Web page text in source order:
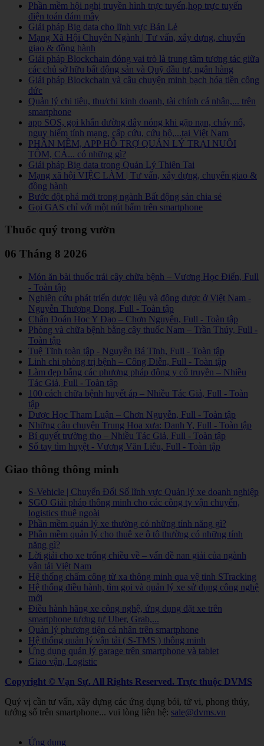
Phần mềm hội nghị truyền hình trực tuyến,họp trực tuyến
điện toán đám mây
Giải pháp Big data cho lĩnh vực Bán Lẻ
Mạng Xã Hội Chuyên Ngành | Tư vấn, xây dựng, chuyển
giao & đồng hành
Giải pháp Blockchain đóng vai trò là trung tâm tương tác giữa
các chủ sở hữu bất động sản và Quỹ đầu tư, ngân hàng
Giải pháp Blockchain và câu chuyện minh bạch hóa tiền công
đức
Quản lý chi tiêu, thu/chi kinh doanh, tài chính cá nhân,... trên
smartphone
app SOS, gọi khẩn đường dây nóng khi gặp nạn, cháy nổ,
nguy hiểm tính mạng, cấp cứu, cứu hộ,...tại Việt Nam
PHẦN MỀM, APP HỖ TRỢ QUẢN LÝ TRẠI NUÔI
TÔM, CÁ... có những gì?
Giải pháp Big data trong Quản Lý Thiên Tai
Mạng xã hội VIỆC LÀM | Tư vấn, xây dựng, chuyển giao &
đồng hành
Bước đột phá mới trong ngành Bất động sản chia sẻ
Gọi GAS chỉ với một nút bấm trên smartphone
Thuốc quý trong vườn
06 Tháng 8 2026
Món ăn bài thuốc trái cây chữa bệnh – Vương Học Điển, Full
- Toàn tập
Nghiên cứu phát triển dược liệu và đông dược ở Việt Nam -
Nguyễn Thượng Dong, Full - Toàn tập
Chẩn Đoán Học Y Đạo – Chơn Nguyên, Full - Toàn tập
Phòng và chữa bệnh bằng cây thuốc Nam – Trần Thúy, Full -
Toàn tập
Tuệ Tĩnh toàn tập - Nguyễn Bá Tĩnh, Full - Toàn tập
Linh chi phòng trị bệnh – Công Diễn, Full - Toàn tập
Làm đẹp bằng các phương pháp đông y cổ truyền – Nhiều
Tác Giả, Full - Toàn tập
100 cách chữa bệnh huyết áp – Nhiều Tác Giả, Full - Toàn
tập
Dược Học Tham Luận – Chơn Nguyễn, Full - Toàn tập
Những câu chuyện Trung Hoa xưa: Danh Y, Full - Toàn tập
Bí quyết trường thọ – Nhiều Tác Giả, Full - Toàn tập
Sổ tay tìm huyệt - Vương Văn Liêu, Full - Toàn tập
Giao thông thông minh
S-Vehicle | Chuyển Đổi Số lĩnh vực Quản lý xe doanh nghiệp
SGO Giải pháp thông minh cho các công ty vận chuyển,
logistics thuê ngoài
Phần mềm quản lý xe thường có những tính năng gì?
Phần mềm quản lý cho thuê xe ô tô thường có những tính
năng gì?
Lời giải cho xe trống chiều về – vấn đề nan giải của ngành
vận tải Việt Nam
Hệ thống chấm công từ xa thông minh qua vệ tinh STracking
Hệ thống điều hành, tìm gọi và quản lý xe sử dụng công nghệ
mới
Điều hành hãng xe công nghệ, ứng dụng đặt xe trên
smartphone tương tự Uber, Grab,...
Quản lý phương tiện cá nhân trên smartphone
Hệ thống quản lý vận tải ( S-TMS ) thông minh
Ứng dụng quản lý garage trên smartphone và tablet
Giao vận, Logistic
Copyright © Vạn Sự. All Rights Reserved. Trực thuộc DVMS
Quý vị cần tư vấn, xây dựng các ứng dụng bói, tử vi, phong thủy,
tướng số trên smartphone... vui lòng liên hệ: sale@dvms.vn
Ứng dụng